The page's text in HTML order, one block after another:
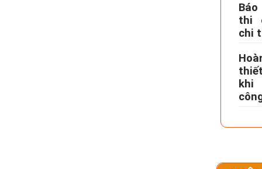
thi
chi